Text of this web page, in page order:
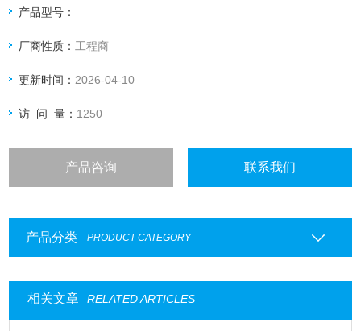
今，随着建筑行业的持续发展以来，作为保温材料的选择流程
下，相信对于这种橡塑板的使用还是比
产品型号：
厂商性质： 工程商
更新时间： 2026-04-10
访 问 量： 1250
产品咨询 联系我们
产品分类 PRODUCT CATEGORY
相关文章 RELATED ARTICLES